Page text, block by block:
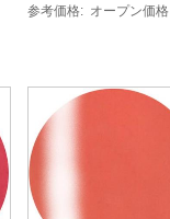
参考価格 オープン価格